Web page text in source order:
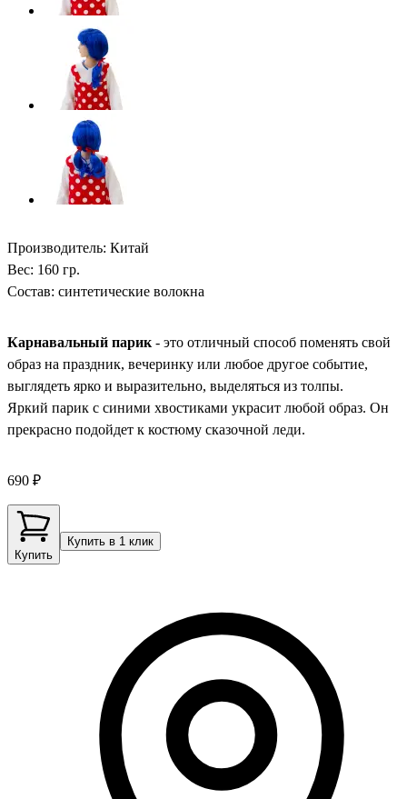
Производитель: Китай
Вес: 160 гр.
Состав: синтетические волокна
Карнавальный парик - это отличный способ поменять свой
образ на праздник, вечеринку или любое другое событие,
выглядеть ярко и выразительно, выделяться из толпы.
Яркий парик с синими хвостиками украсит любой образ. Он
прекрасно подойдет к костюму сказочной леди.
690 ₽
Купить
Купить в 1 клик